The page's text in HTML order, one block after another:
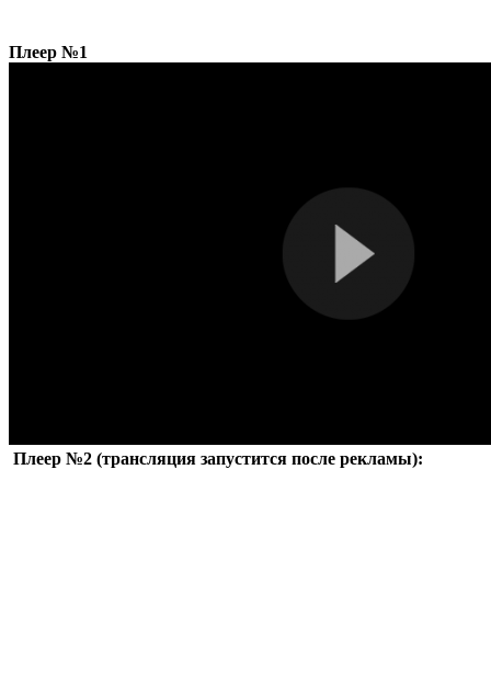
Плеер №1
Плеер №2 (трансляция запустится после рекламы):